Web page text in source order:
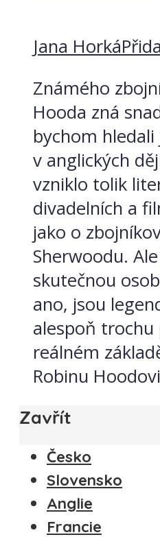
Jana Horká
Známého
Hooda zná
bychom
v anglických
vzniklo tolik
divadelních a
jako o
Sherwoodu.
skutečnou
ano, jsou
alespoň trochu
reálném
Robinu
Zavřít
Česko
Slovensko
Anglie
Francie